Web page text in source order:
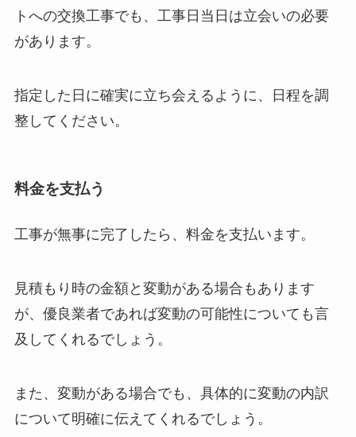
トへの交換工事でも、工事日当日は立会いの必要
があります。
指定した日に確実に立ち会えるように、日程を調
整してください。
料金を支払う
工事が無事に完了したら、料金を支払います。
見積もり時の金額と変動がある場合もあります
が、優良業者であれば変動の可能性についても言
及してくれるでしょう。
また、変動がある場合でも、具体的に変動の内訳
について明確に伝えてくれるでしょう。